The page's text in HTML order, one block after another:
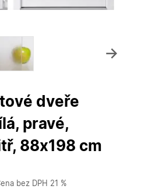
dveře
pravé,
88x198 cm
bez DPH 21 %